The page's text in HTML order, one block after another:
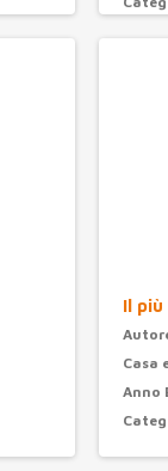
Il
Casa
Anno